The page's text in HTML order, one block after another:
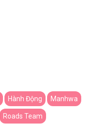
Hành Động Manhwa
Roads Team